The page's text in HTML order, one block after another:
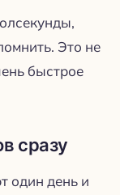
Это не
быстрое
сразу
один день и